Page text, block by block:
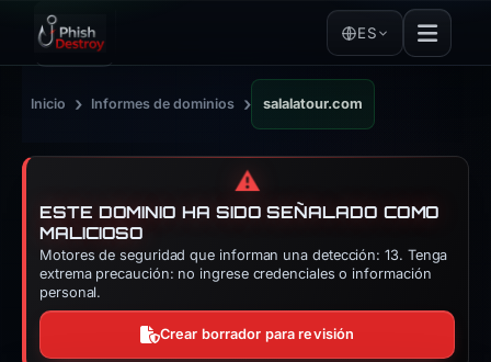
ES
Inicio › Informes de dominios › salalatour.com
⚠️
ESTE DOMINIO HA SIDO SEÑALADO COMO
MALICIOSO
Motores de seguridad que informan una detección: 13. Tenga
extrema precaución: no ingrese credenciales o información
personal.
Crear borrador para revisión